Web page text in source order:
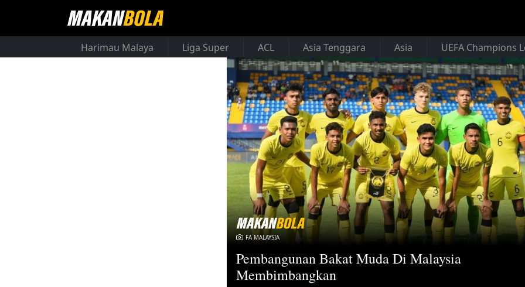
Harimau Malaya Liga Super ACL Asia Tenggara Asia UEFA Champions
FA MALAYSIA
Pembangunan Bakat Muda Di Malaysia
Membimbangkan